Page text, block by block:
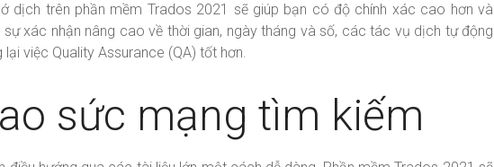
dịch trên phần mềm Trados 2021 sẽ giúp bạn có độ chính xác cao hơn và
sự xác nhận nâng cao về thời gian, ngày tháng và số, các tác vụ dịch tự động
lại việc Quality Assurance (QA) tốt hơn.
sức mạng tìm kiếm